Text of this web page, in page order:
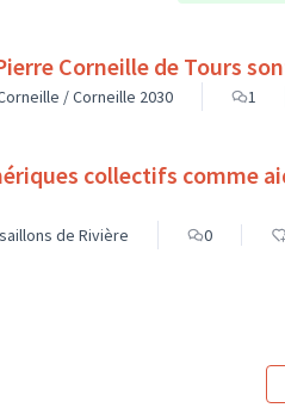
Les
/ Corneille 2030 1
à l'école
de Rivière 0